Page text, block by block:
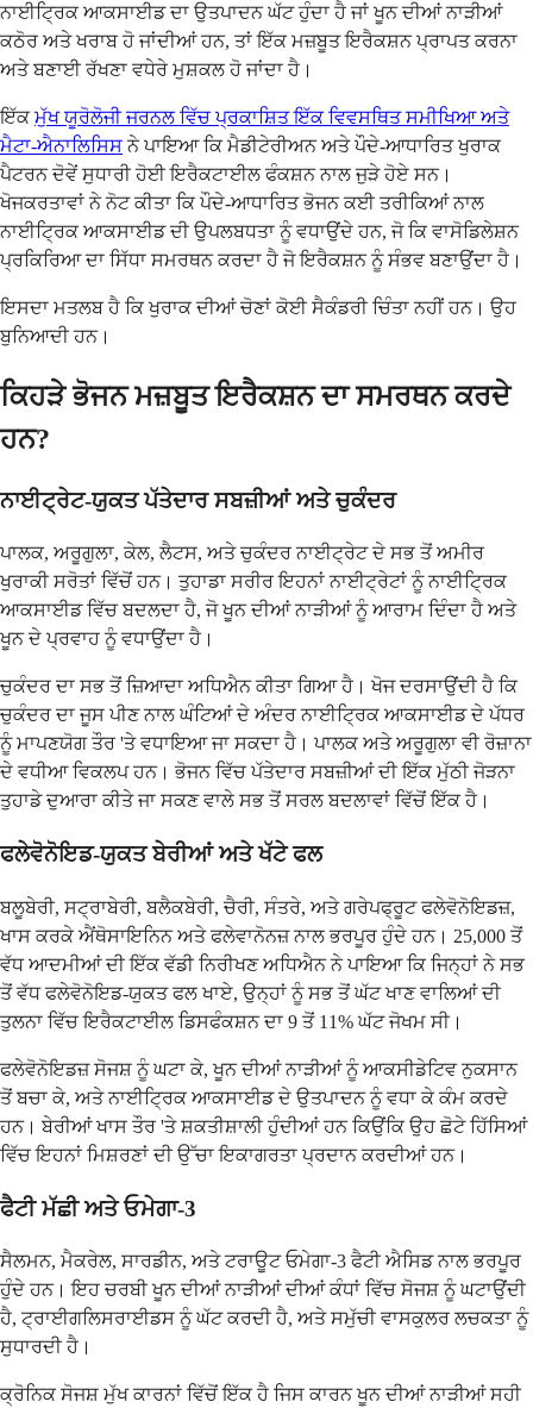
ਨਾਈਟ੍ਰਿਕ ਆਕਸਾਈਡ ਦਾ ਉਤਪਾਦਨ ਘੱਟ ਹੁੰਦਾ ਹੈ ਜਾਂ ਖੂਨ ਦੀਆਂ ਨਾੜੀਆਂ
ਕਠੋਰ ਅਤੇ ਖਰਾਬ ਹੋ ਜਾਂਦੀਆਂ ਹਨ, ਤਾਂ ਇੱਕ ਮਜ਼ਬੂਤ ਇਰੈਕਸ਼ਨ ਪ੍ਰਾਪਤ ਕਰਨਾ
ਅਤੇ ਬਣਾਈ ਰੱਖਣਾ ਵਧੇਰੇ ਮੁਸ਼ਕਲ ਹੋ ਜਾਂਦਾ ਹੈ।
ਇੱਕਮੁੱਖ ਯੂਰੋਲੋਜੀ ਜਰਨਲ ਵਿੱਚ ਪ੍ਰਕਾਸ਼ਿਤ ਇੱਕ ਵਿਵਸਥਿਤ ਸਮੀਖਿਆ ਅਤੇ
ਮੈਟਾ-ਐਨਾਲਿਸਿਸਨੇ ਪਾਇਆ ਕਿ ਮੈਡੀਟੇਰੀਅਨ ਅਤੇ ਪੌਦੇ-ਆਧਾਰਿਤ ਖੁਰਾਕ
ਪੈਟਰਨ ਦੋਵੇਂ ਸੁਧਾਰੀ ਹੋਈ ਇਰੈਕਟਾਈਲ ਫੰਕਸ਼ਨ ਨਾਲ ਜੁੜੇ ਹੋਏ ਸਨ।
ਖੋਜਕਰਤਾਵਾਂ ਨੇ ਨੋਟ ਕੀਤਾ ਕਿ ਪੌਦੇ-ਆਧਾਰਿਤ ਭੋਜਨ ਕਈ ਤਰੀਕਿਆਂ ਨਾਲ
ਨਾਈਟ੍ਰਿਕ ਆਕਸਾਈਡ ਦੀ ਉਪਲਬਧਤਾ ਨੂੰ ਵਧਾਉਂਦੇ ਹਨ, ਜੋ ਕਿ ਵਾਸੋਡਿਲੇਸ਼ਨ
ਪ੍ਰਕਿਰਿਆ ਦਾ ਸਿੱਧਾ ਸਮਰਥਨ ਕਰਦਾ ਹੈ ਜੋ ਇਰੈਕਸ਼ਨ ਨੂੰ ਸੰਭਵ ਬਣਾਉਂਦਾ ਹੈ।
ਇਸਦਾ ਮਤਲਬ ਹੈ ਕਿ ਖੁਰਾਕ ਦੀਆਂ ਚੋਣਾਂ ਕੋਈ ਸੈਕੰਡਰੀ ਚਿੰਤਾ ਨਹੀਂ ਹਨ। ਉਹ
ਬੁਨਿਆਦੀ ਹਨ।
ਕਿਹੜੇ ਭੋਜਨ ਮਜ਼ਬੂਤ ਇਰੈਕਸ਼ਨ ਦਾ ਸਮਰਥਨ ਕਰਦੇ
ਹਨ?
ਨਾਈਟ੍ਰੇਟ-ਯੁਕਤ ਪੱਤੇਦਾਰ ਸਬਜ਼ੀਆਂ ਅਤੇ ਚੁਕੰਦਰ
ਪਾਲਕ, ਅਰੂਗੁਲਾ, ਕੇਲ, ਲੈਟਸ, ਅਤੇ ਚੁਕੰਦਰ ਨਾਈਟ੍ਰੇਟ ਦੇ ਸਭ ਤੋਂ ਅਮੀਰ
ਖੁਰਾਕੀ ਸਰੋਤਾਂ ਵਿੱਚੋਂ ਹਨ। ਤੁਹਾਡਾ ਸਰੀਰ ਇਹਨਾਂ ਨਾਈਟ੍ਰੇਟਾਂ ਨੂੰ ਨਾਈਟ੍ਰਿਕ
ਆਕਸਾਈਡ ਵਿੱਚ ਬਦਲਦਾ ਹੈ, ਜੋ ਖੂਨ ਦੀਆਂ ਨਾੜੀਆਂ ਨੂੰ ਆਰਾਮ ਦਿੰਦਾ ਹੈ ਅਤੇ
ਖੂਨ ਦੇ ਪ੍ਰਵਾਹ ਨੂੰ ਵਧਾਉਂਦਾ ਹੈ।
ਚੁਕੰਦਰ ਦਾ ਸਭ ਤੋਂ ਜ਼ਿਆਦਾ ਅਧਿਐਨ ਕੀਤਾ ਗਿਆ ਹੈ। ਖੋਜ ਦਰਸਾਉਂਦੀ ਹੈ ਕਿ
ਚੁਕੰਦਰ ਦਾ ਜੂਸ ਪੀਣ ਨਾਲ ਘੰਟਿਆਂ ਦੇ ਅੰਦਰ ਨਾਈਟ੍ਰਿਕ ਆਕਸਾਈਡ ਦੇ ਪੱਧਰ
ਨੂੰ ਮਾਪਣਯੋਗ ਤੌਰ 'ਤੇ ਵਧਾਇਆ ਜਾ ਸਕਦਾ ਹੈ। ਪਾਲਕ ਅਤੇ ਅਰੂਗੁਲਾ ਵੀ ਰੋਜ਼ਾਨਾ
ਦੇ ਵਧੀਆ ਵਿਕਲਪ ਹਨ। ਭੋਜਨ ਵਿੱਚ ਪੱਤੇਦਾਰ ਸਬਜ਼ੀਆਂ ਦੀ ਇੱਕ ਮੁੱਠੀ ਜੋੜਨਾ
ਤੁਹਾਡੇ ਦੁਆਰਾ ਕੀਤੇ ਜਾ ਸਕਣ ਵਾਲੇ ਸਭ ਤੋਂ ਸਰਲ ਬਦਲਾਵਾਂ ਵਿੱਚੋਂ ਇੱਕ ਹੈ।
ਫਲੇਵੋਨੋਇਡ-ਯੁਕਤ ਬੇਰੀਆਂ ਅਤੇ ਖੱਟੇ ਫਲ
ਬਲੂਬੇਰੀ, ਸਟ੍ਰਾਬੇਰੀ, ਬਲੈਕਬੇਰੀ, ਚੈਰੀ, ਸੰਤਰੇ, ਅਤੇ ਗਰੇਪਫ੍ਰੂਟ ਫਲੇਵੋਨੋਇਡਜ਼,
ਖਾਸ ਕਰਕੇ ਐਂਥੋਸਾਇਨਿਨ ਅਤੇ ਫਲੇਵਾਨੋਨਜ਼ ਨਾਲ ਭਰਪੂਰ ਹੁੰਦੇ ਹਨ। 25,000 ਤੋਂ
ਵੱਧ ਆਦਮੀਆਂ ਦੀ ਇੱਕ ਵੱਡੀ ਨਿਰੀਖਣ ਅਧਿਐਨ ਨੇ ਪਾਇਆ ਕਿ ਜਿਨ੍ਹਾਂ ਨੇ ਸਭ
ਤੋਂ ਵੱਧ ਫਲੇਵੋਨੋਇਡ-ਯੁਕਤ ਫਲ ਖਾਏ, ਉਨ੍ਹਾਂ ਨੂੰ ਸਭ ਤੋਂ ਘੱਟ ਖਾਣ ਵਾਲਿਆਂ ਦੀ
ਤੁਲਨਾ ਵਿੱਚ ਇਰੈਕਟਾਈਲ ਡਿਸਫੰਕਸ਼ਨ ਦਾ 9 ਤੋਂ 11% ਘੱਟ ਜੋਖਮ ਸੀ।
ਫਲੇਵੋਨੋਇਡਜ਼ ਸੋਜਸ਼ ਨੂੰ ਘਟਾ ਕੇ, ਖੂਨ ਦੀਆਂ ਨਾੜੀਆਂ ਨੂੰ ਆਕਸੀਡੇਟਿਵ ਨੁਕਸਾਨ
ਤੋਂ ਬਚਾ ਕੇ, ਅਤੇ ਨਾਈਟ੍ਰਿਕ ਆਕਸਾਈਡ ਦੇ ਉਤਪਾਦਨ ਨੂੰ ਵਧਾ ਕੇ ਕੰਮ ਕਰਦੇ
ਹਨ। ਬੇਰੀਆਂ ਖਾਸ ਤੌਰ 'ਤੇ ਸ਼ਕਤੀਸ਼ਾਲੀ ਹੁੰਦੀਆਂ ਹਨ ਕਿਉਂਕਿ ਉਹ ਛੋਟੇ ਹਿੱਸਿਆਂ
ਵਿੱਚ ਇਹਨਾਂ ਮਿਸ਼ਰਣਾਂ ਦੀ ਉੱਚਾ ਇਕਾਗਰਤਾ ਪ੍ਰਦਾਨ ਕਰਦੀਆਂ ਹਨ।
ਫੈਟੀ ਮੱਛੀ ਅਤੇ ਓਮੇਗਾ-3
ਸੈਲਮਨ, ਮੈਕਰੇਲ, ਸਾਰਡੀਨ, ਅਤੇ ਟਰਾਊਟ ਓਮੇਗਾ-3 ਫੈਟੀ ਐਸਿਡ ਨਾਲ ਭਰਪੂਰ
ਹੁੰਦੇ ਹਨ। ਇਹ ਚਰਬੀ ਖੂਨ ਦੀਆਂ ਨਾੜੀਆਂ ਦੀਆਂ ਕੰਧਾਂ ਵਿੱਚ ਸੋਜਸ਼ ਨੂੰ ਘਟਾਉਂਦੀ
ਹੈ, ਟ੍ਰਾਈਗਲਿਸਰਾਈਡਸ ਨੂੰ ਘੱਟ ਕਰਦੀ ਹੈ, ਅਤੇ ਸਮੁੱਚੀ ਵਾਸਕੁਲਰ ਲਚਕਤਾ ਨੂੰ
ਸੁਧਾਰਦੀ ਹੈ।
ਕ੍ਰੋਨਿਕ ਸੋਜਸ਼ ਮੁੱਖ ਕਾਰਨਾਂ ਵਿੱਚੋਂ ਇੱਕ ਹੈ ਜਿਸ ਕਾਰਨ ਖੂਨ ਦੀਆਂ ਨਾੜੀਆਂ ਸਹੀ